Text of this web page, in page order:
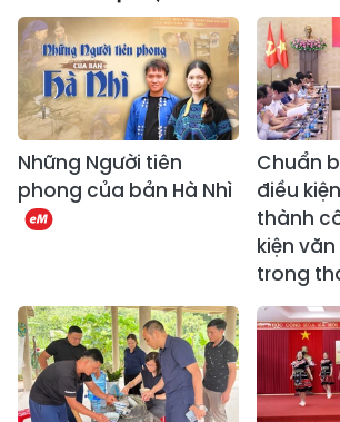
Những Người tiên
phong của bản Hà Nhì
Chuẩn
điều
thành
kiện
trong